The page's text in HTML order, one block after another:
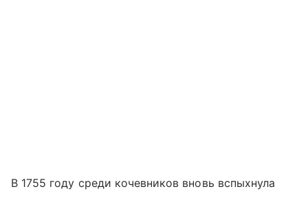
В 1755 году среди кочевников вновь вспыхнула